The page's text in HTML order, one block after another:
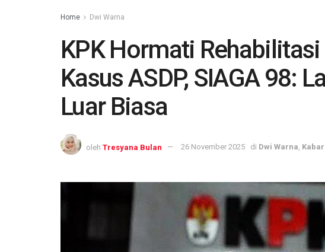
Home Dwi Warna
KPK Hormati
Kasus ASDP, SIAGA 98:
Luar Biasa
oleh Tresyana Bulan 26 November 2025 di Dwi Warna,